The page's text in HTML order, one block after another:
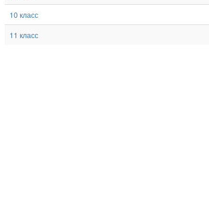
10 класс
11 класс